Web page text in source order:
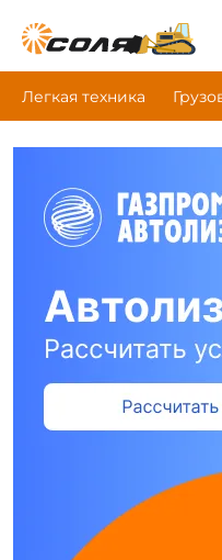
Легкая техника
Главная
Газ
фургон